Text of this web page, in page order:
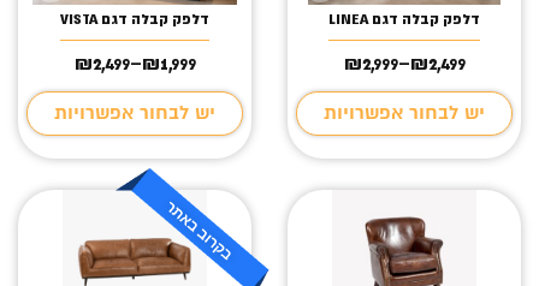
דלפק קבלה דגם LINEA
₪2,499
–
₪2,999
טווח
מחירים:
עד
יש לבחור אפשרויות
דלפק קבלה דגם VISTA
₪1,999
–
₪2,499
טווח
מחירים:
⁦₪1,999⁩
עד
יש לבחור אפשרויות